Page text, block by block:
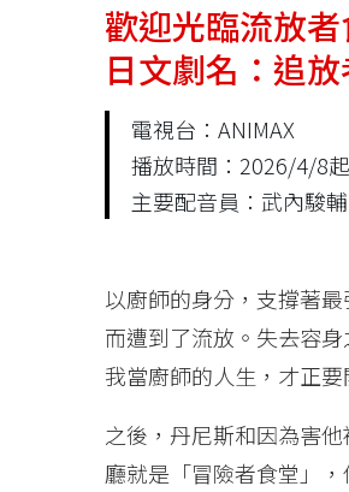
歡迎光臨流放者
日文劇名：追
電視台：ANIMAX
播放時間：2026/4/8
主要配音員：武內駿
以廚師的身分，支撐著
而遭到了流放。失去容
我當廚師的人生，才正要
之後，丹尼斯和因為害
廳就是「冒險者食堂」